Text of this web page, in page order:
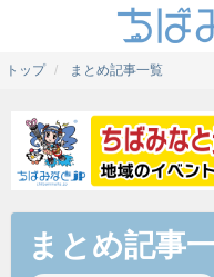
トップ まとめ記事一覧
まとめ記事